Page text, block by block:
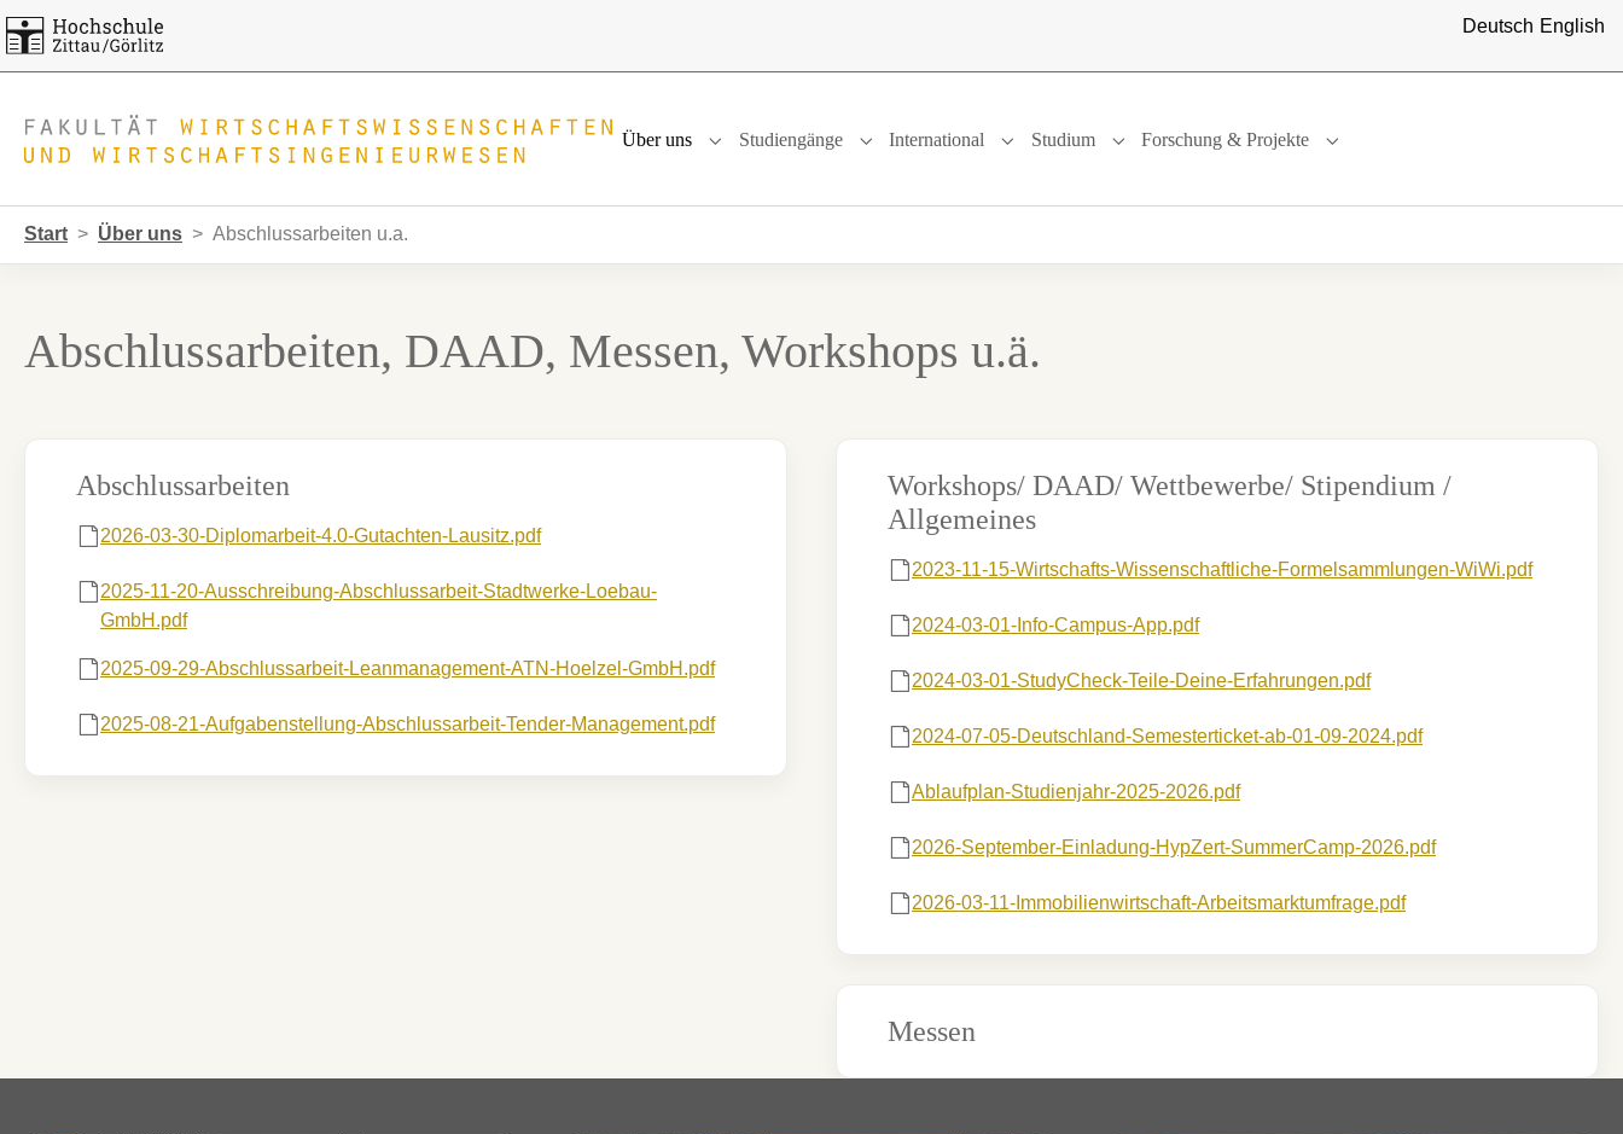
Deutsch English
Über uns
Submenu for "Über uns"
Studiengänge
Submenu for "Studiengänge"
International
Submenu for "International"
Studium
Submenu for "Studium"
Forschung & Projekte
Submenu for "Forschung & Projekte"
Sie sind hier:
Start Über uns Abschlussarbeiten u.a.
Abschlussarbeiten, DAAD, Messen, Workshops u.ä.
Abschlussarbeiten
2026-03-30-Diplomarbeit-4.0-Gutachten-Lausitz.pdf
2025-11-20-Ausschreibung-Abschlussarbeit-Stadtwerke-Loebau-
GmbH.pdf
2025-09-29-Abschlussarbeit-Leanmanagement-ATN-Hoelzel-GmbH.pdf
2025-08-21-Aufgabenstellung-Abschlussarbeit-Tender-Management.pdf
Workshops/ DAAD/ Wettbewerbe/ Stipendium /
Allgemeines
2023-11-15-Wirtschafts-Wissenschaftliche-Formelsammlungen-WiWi.pdf
2024-03-01-Info-Campus-App.pdf
2024-03-01-StudyCheck-Teile-Deine-Erfahrungen.pdf
2024-07-05-Deutschland-Semesterticket-ab-01-09-2024.pdf
Ablaufplan-Studienjahr-2025-2026.pdf
2026-September-Einladung-HypZert-SummerCamp-2026.pdf
2026-03-11-Immobilienwirtschaft-Arbeitsmarktumfrage.pdf
Messen